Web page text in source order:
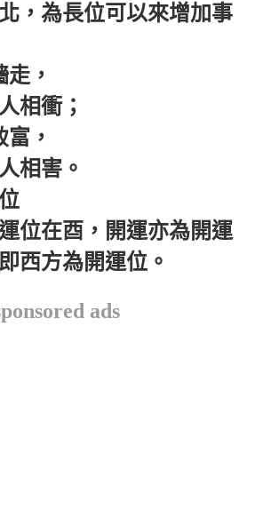
，為長位可以來增加事
，
相衝；
，
相害。
位在酉，開運亦為開運
西方為開運位。
ads